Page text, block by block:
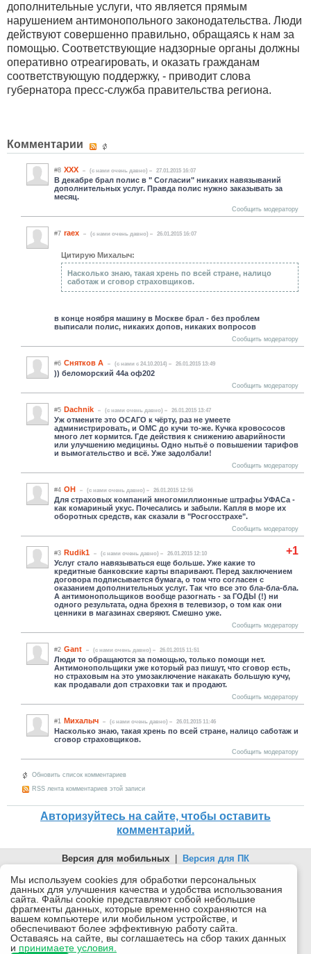
дополнительные услуги, что является прямым
нарушением антимонопольного законодательства. Люди
действуют совершенно правильно, обращаясь к нам за
помощью. Соответствующие надзорные органы должны
оперативно отреагировать, и оказать гражданам
соответствующую поддержку, - приводит слова
губернатора пресс-служба правительства региона.
Комментарии
#8 ХХХ (c нами очень давно) 27.01.2015 16:07
В декабре брал полис в " Согласии" никаких навязываний
дополнительных услуг. Правда полис нужно заказывать за
месяц.
Сообщить модератору
#7 raex (c нами очень давно) 26.01.2015 16:07
Цитирую Михалыч:
Насколько знаю, такая хрень по всей стране, налицо
саботаж и сговор страховщиков.
в конце ноября машину в Москве брал - без проблем
выписали полис, никаких допов, никаких вопросов
Сообщить модератору
#6 Снятков А (c нами с 24.10.2014) 26.01.2015 13:49
)) беломорский 44а оф202
Сообщить модератору
#5 Dachnik (c нами очень давно) 26.01.2015 13:47
Уж отмените это ОСАГО к чёрту, раз не умеете
администрировать, и ОМС до кучи то-же. Кучка кровососов
много лет кормится. Где действия к снижению аварийности
или улучшению медицины. Одно нытьё о повышении тарифов
и вымогательство и всё. Уже задолбали!
Сообщить модератору
#4 ОН (c нами очень давно) 26.01.2015 12:56
Для страховых компаний многомиллионные штрафы УФАСа -
как комариный укус. Почесались и забыли. Капля в море их
оборотных средств, как сказали в "Росгосстрахе".
Сообщить модератору
+1
#3 Rudik1 (c нами очень давно) 26.01.2015 12:10
Услуг стало навязываться еще больше. Уже какие то
кредитные банковские карты впаривают. Перед заключением
договора подписывается бумага, о том что согласен с
оказанием дополнительных услуг. Так что все это бла-бла-бла.
А антимонопольщиков вообще разогнать - за ГОДЫ (!) ни
одного результата, одна брехня в телевизор, о том как они
ценники в магазинах сверяют. Смешно уже.
Сообщить модератору
#2 Gant (c нами очень давно) 26.01.2015 11:51
Люди то обращаются за помощью, только помощи нет.
Антимонопольщики уже который раз пишут, что сговор есть,
но страховым на это умозаключение накакать большую кучу,
как продавали доп страховки так и продают.
Сообщить модератору
#1 Михалыч (c нами очень давно) 26.01.2015 11:46
Насколько знаю, такая хрень по всей стране, налицо саботаж и
сговор страховщиков.
Сообщить модератору
Обновить список комментариев
RSS лента комментариев этой записи
Авторизуйтесь на сайте, чтобы оставить
комментарий.
Версия для мобильных
Версия для ПК
© 2026 Беломорканал Северодвинск tv29.ru
Joomla!is Free Software released under the GNU General Public
License.
Mobile version byMobile Joomla!
Desktop Version
Мы используем cookies для обработки персональных
данных для улучшения качества и удобства использования
сайта. Файлы cookie представляют собой небольшие
фрагменты данных, которые временно сохраняются на
вашем компьютере или мобильном устройстве, и
обеспечивают более эффективную работу сайта.
Оставаясь на сайте, вы соглашаетесь на сбор таких данных
и принимаете условия.